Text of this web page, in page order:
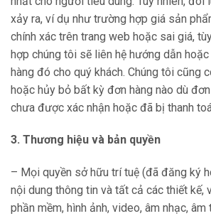
xảy ra, ví dụ như trường hợp giá sản
chính xác trên trang web hoặc sai giá,
hợp chúng tôi sẽ liên hệ hướng dẫn
hàng đó cho quý khách. Chúng tôi cũng
hoặc hủy bỏ bất kỳ đơn hàng nào dù
chưa được xác nhận hoặc đã bị thanh
3. Thương hiệu và bản quyền
– Mọi quyền sở hữu trí tuệ (đã đăng ký
nội dung thông tin và tất cả các thiết kế,
phần mềm, hình ảnh, video, âm nhạc, âm